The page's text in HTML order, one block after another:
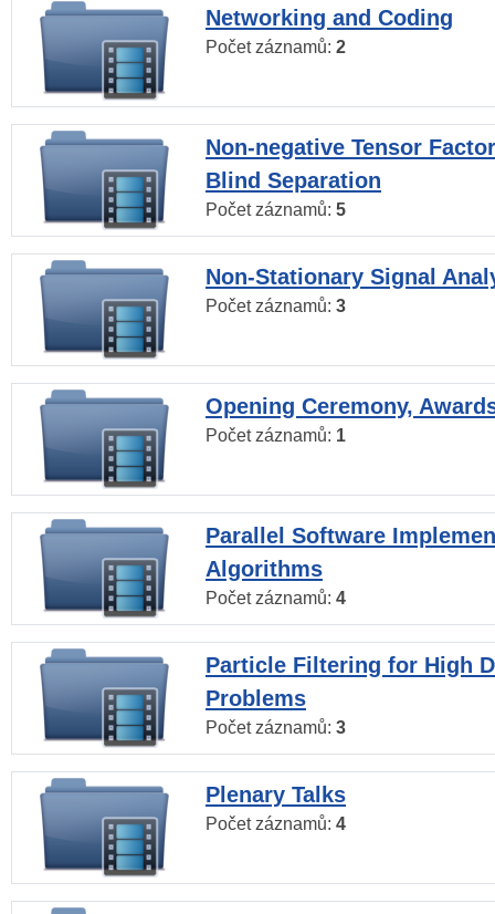
Networking and Coding
Počet záznamů: 2
Non-negative Tensor
Blind Separation
Počet záznamů: 5
Non-Stationary Signal
Počet záznamů: 3
Opening Ceremony,
Počet záznamů: 1
Parallel Software
Algorithms
Počet záznamů: 4
Particle Filtering for High
Problems
Počet záznamů: 3
Plenary Talks
Počet záznamů: 4